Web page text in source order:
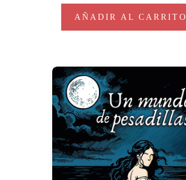
AÑADIR AL CARRITO